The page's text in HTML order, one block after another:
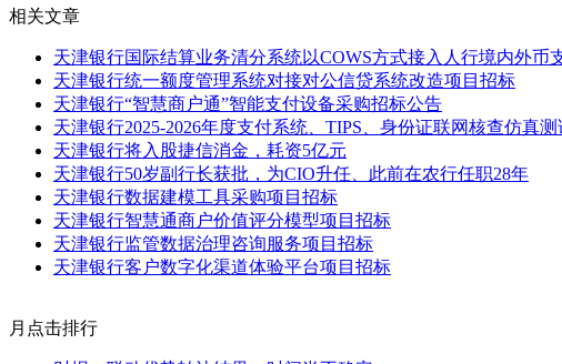
相关文章
天津银行国际结算业务清分系统以COWS方式接入人行境内外币
天津银行统一额度管理系统对接对公信贷系统改造项目招标
天津银行“智慧商户通”智能支付设备采购招标公告
天津银行2025-2026年度支付系统、TIPS、身份证联网核查仿真
天津银行将入股捷信消金，耗资5亿元
天津银行50岁副行长获批，为CIO升任、此前在农行任职28年
天津银行数据建模工具采购项目招标
天津银行智慧通商户价值评分模型项目招标
天津银行监管数据治理咨询服务项目招标
天津银行客户数字化渠道体验平台项目招标
月点击排行